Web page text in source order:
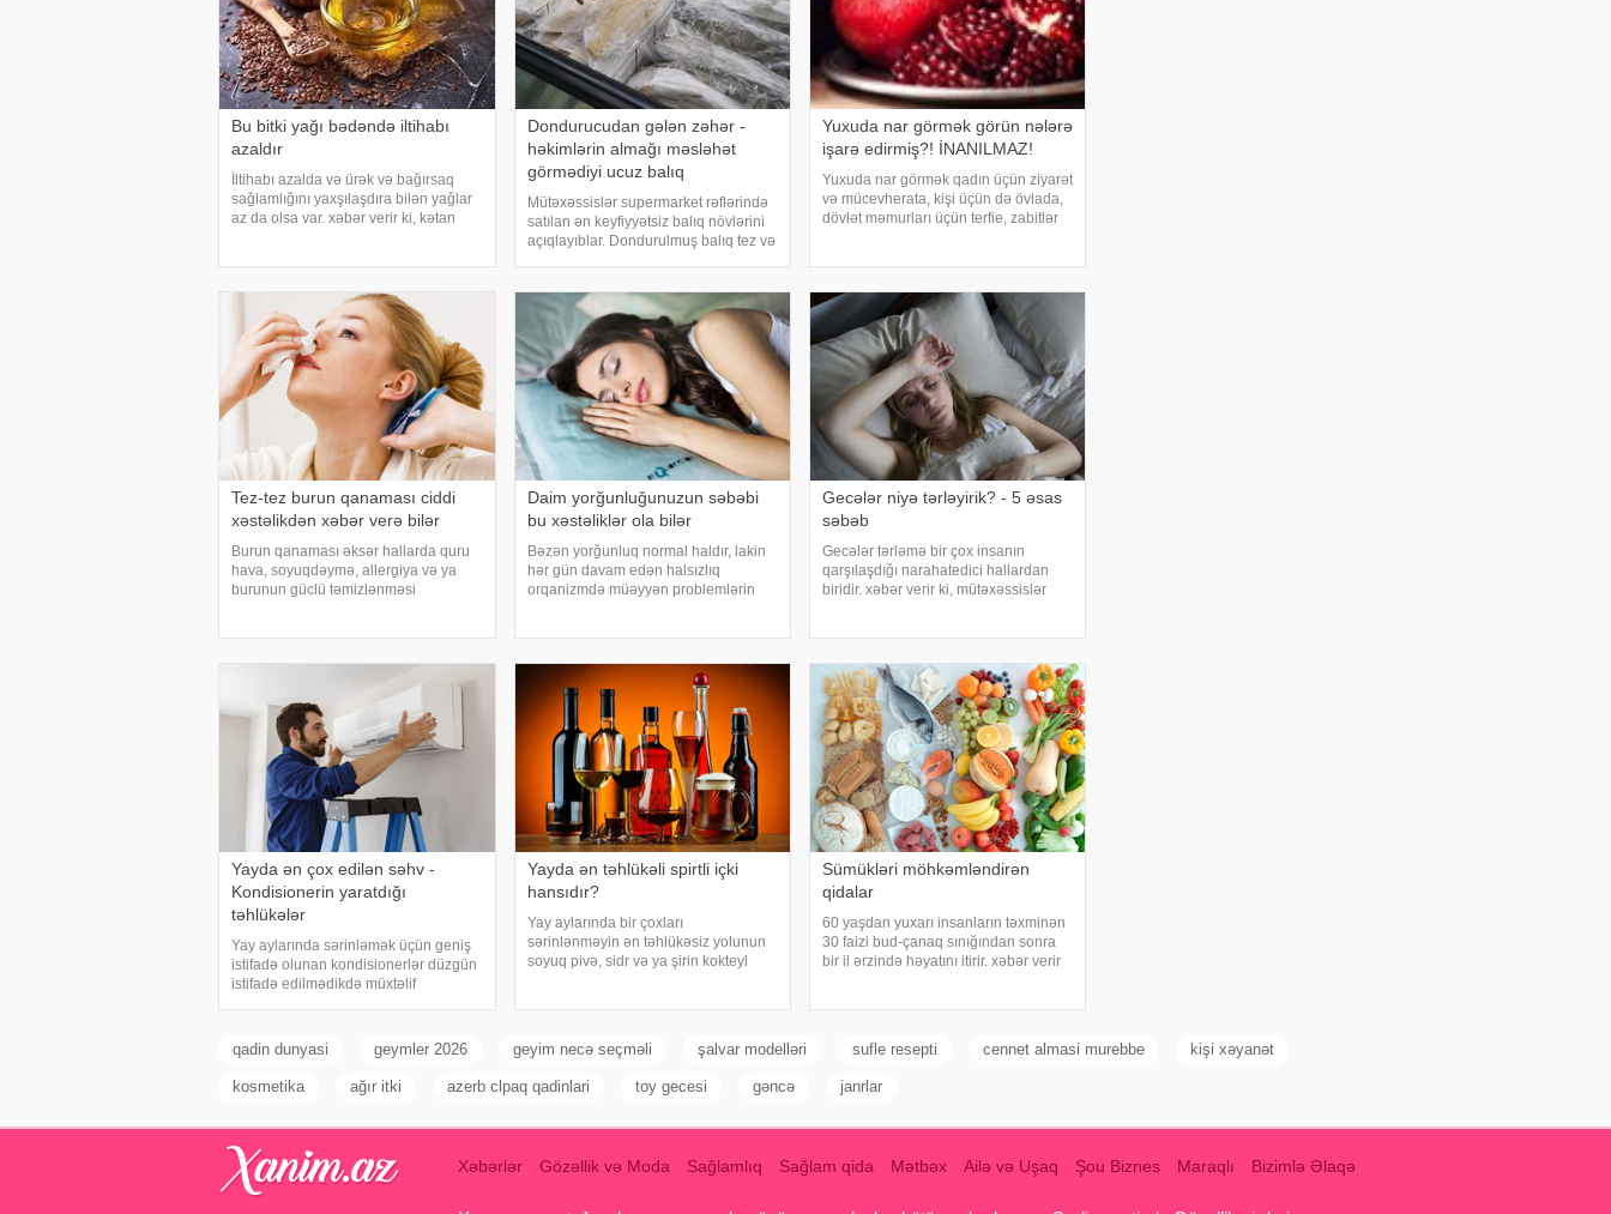
Bu bitki yağı bədəndə iltihabı
azaldır
İltihabı azalda və ürək və bağırsaq
sağlamlığını yaxşılaşdıra bilən yağlar
az da olsa var. xəbər verir ki, kətan
toxumlarında
Dondurucudan gələn zəhər -
həkimlərin almağı məsləhət
görmədiyi ucuz balıq
Mütəxəssislər supermarket rəflərində
satılan ən keyfiyyətsiz balıq növlərini
açıqlayıblar. Dondurulmuş balıq tez və
xəbər verir ki, supermarketlərdək
Yuxuda nar görmək görün nələrə
işarə edirmiş?! İNANILMAZ!
Yuxuda nar görmək qadın üçün ziyarət
və mücevherata, kişi üçün də övlada,
dövlət məmurları üçün terfie, zabitlər
Tez-tez burun qanaması ciddi
xəstəlikdən xəbər verə bilər
Burun qanaması əksər hallarda quru
hava, soyuqdəymə, allergiya və ya
burunun güclü təmizlənməsi
dayanırsa, mütlə
Daim yorğunluğunuzun səbəbi
bu xəstəliklər ola bilər
Bəzən yorğunluq normal haldır, lakin
hər gün davam edən halsızlıq
orqanizmdə müəyyən problemlərin
vəz xəstəlikləri, şəkərl
Gecələr niyə tərləyirik? - 5 əsas
səbəb
Gecələr tərləmə bir çox insanın
qarşılaşdığı narahatedici hallardan
biridir. xəbər verir ki, mütəxəssislər
əlamət
Yayda ən çox edilən səhv -
Kondisionerin yaratdığı
təhlükələr
Yay aylarında sərinləmək üçün geniş
istifadə olunan kondisionerlər düzgün
istifadə edilmədikdə müxtəlif
dəyişiklikləri, quru hava və baxımsız
kondisionerlərd
Yayda ən təhlükəli spirtli içki
hansıdır?
Yay aylarında bir çoxları
sərinlənməyin ən təhlükəsiz yolunun
soyuq pivə, sidr və ya şirin kokteyl
Sümükləri möhkəmləndirən
qidalar
60 yaşdan yuxarı insanların təxminən
30 faizi bud-çanaq sınığından sonra
bir il ərzində həyatını itirir. xəbər verir
qadin dunyasi geymler 2026 geyim necə seçməli şalvar modelləri sufle resepti cennet almasi murebbe kişi xəyanət
kosmetika ağır itki azerb clpaq qadinlari toy gecesi gəncə janrlar
Xəbərlər Gözəllik və Moda Sağlamlıq Sağlam qida Mətbəx Ailə və Uşaq Şou Biznes Maraqlı Bizimlə Əlaqə